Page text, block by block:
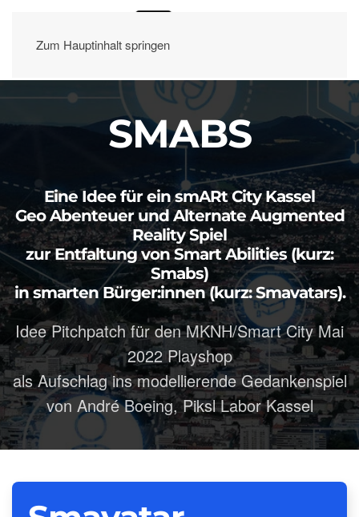
Zum Hauptinhalt springen
SMABS
Eine Idee für ein smARt City Kassel
Geo Abenteuer und Alternate Augmented
Reality Spiel
zur Entfaltung von Smart Abilities (kurz:
Smabs)
in smarten Bürger:innen (kurz: Smavatars).
Idee Pitchpatch für den MKNH/Smart City Mai
2022 Playshop
als Aufschlag ins modellierende Gedankenspiel
von André Boeing, Piksl Labor Kassel